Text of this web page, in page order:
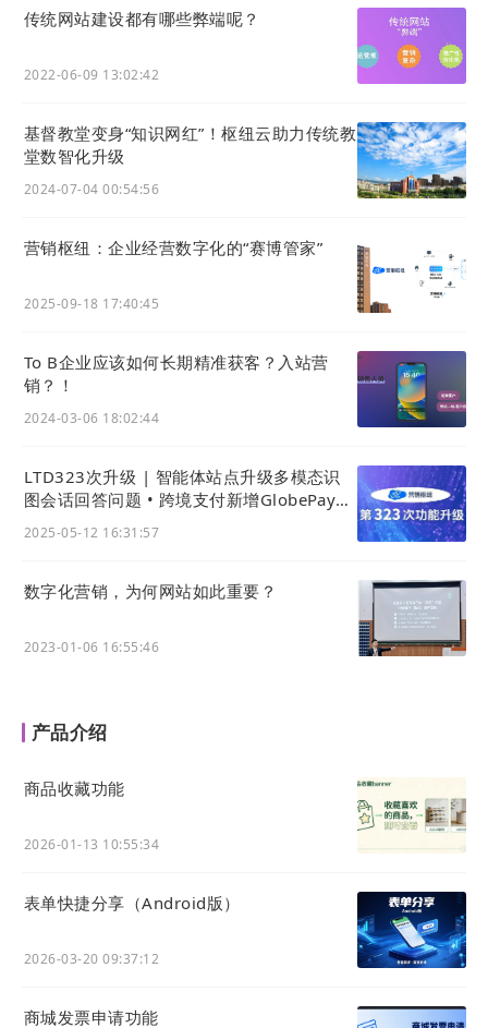
4) 优化卡片样式设置
本次升级我们同时补充了官微中心App里具备的两处
i. 新增卡片样式3的选项
如下图所示，官微名片公共版也支持将名片卡片样式
设置为第三种卡片样式了。
ii. 支持上传自定义卡片图片
编辑页面，上传自定义的卡片图片。
上传完成后，在名片详情页即可展示这张上传的图
片。
传统网站建设都有哪些弊端呢？
2022-06-09 13:02:42
基督教堂变身“知识网红”！枢纽云助力传统教
堂数智化升级
2024-07-04 00:54:56
营销枢纽：企业经营数字化的“赛博管家”
2025-09-18 17:40:45
To B企业应该如何长期精准获客？入站营
销？！
2024-03-06 18:02:44
LTD323次升级 | 智能体站点升级多模态识
图会话回答问题 • 跨境支付新增GlobePay支
2025-05-12 16:31:57
数字化营销，为何网站如此重要？
2023-01-06 16:55:46
产品介绍
商品收藏功能
2026-01-13 10:55:34
表单快捷分享（Android版）
2026-03-20 09:37:12
商城发票申请功能